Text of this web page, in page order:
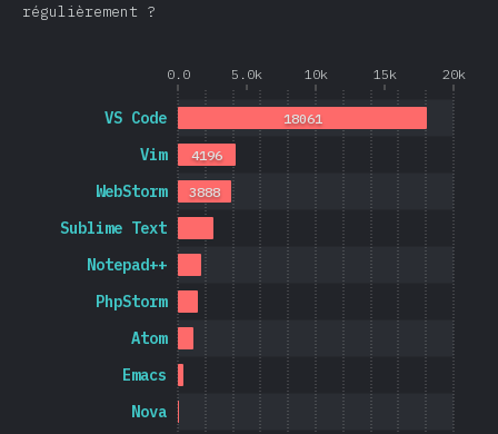
régulièrement ?
0.0 5.0k 10k 15k 20k
Nova
Emacs
Atom
PhpStorm
Notepad++
Sublime Text
WebStorm
Vim
VS Code
3888
4196
18061